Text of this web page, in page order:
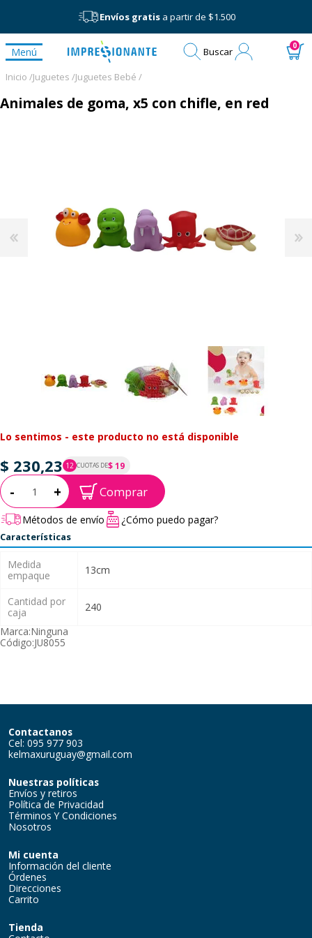
Envíos gratisa partir de $1.500
Menú Buscar 0
Inicio /Juguetes /Juguetes Bebé /
Animales de goma, x5 con chifle, en red
Lo sentimos - este producto no está disponible
$ 230,23 12 CUOTAS DE$ 19
P.T.F. $ 230
Cantidad:
- + Comprar
Métodos de envío ¿Cómo puedo pagar?
Características
Medida
empaque
13cm
Cantidad por
caja
240
Marca:Ninguna
Código:JU8055
Contactanos
Cel: 095 977 903
kelmaxuruguay@gmail.com
Nuestras políticas
Envíos y retiros
Política de Privacidad
Términos Y Condiciones
Nosotros
Mi cuenta
Información del cliente
Órdenes
Direcciones
Carrito
Tienda